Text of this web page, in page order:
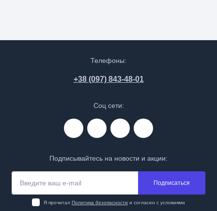
Телефоны:
+38 (097) 843-48-01
Соц сети:
Подписывайтесь на новости и акции:
Подписаться
Я прочитал Политика безопасности и согласен с условиями